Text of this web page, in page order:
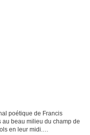
poétique de Francis
beau milieu du champ de
en leur midi.